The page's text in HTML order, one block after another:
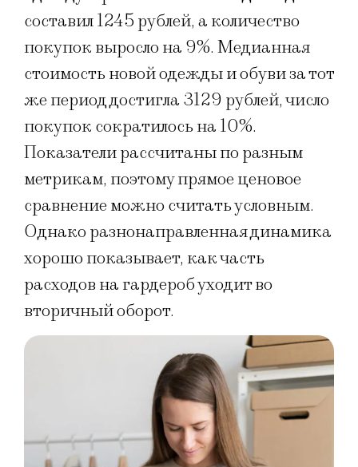
составил 1245 рублей, а количество
покупок выросло на 9%. Медианная
стоимость новой одежды и обуви за тот
же период достигла 3129 рублей, число
покупок сократилось на 10%.
Показатели рассчитаны по разным
метрикам, поэтому прямое ценовое
сравнение можно считать условным.
Однако разнонаправленная динамика
хорошо показывает, как часть
расходов на гардероб уходит во
вторичный оборот.